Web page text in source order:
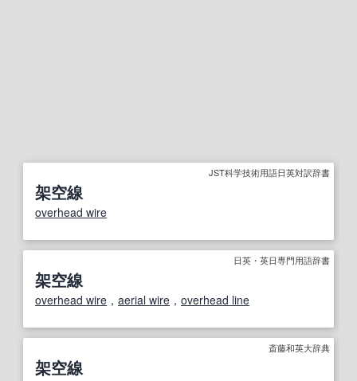
JST科学技術用語日英対訳辞書
架空線
overhead wire
日英・英日専門用語辞書
架空線
overhead wire ， aerial wire ， overhead line
斎藤和英大辞典
架空線